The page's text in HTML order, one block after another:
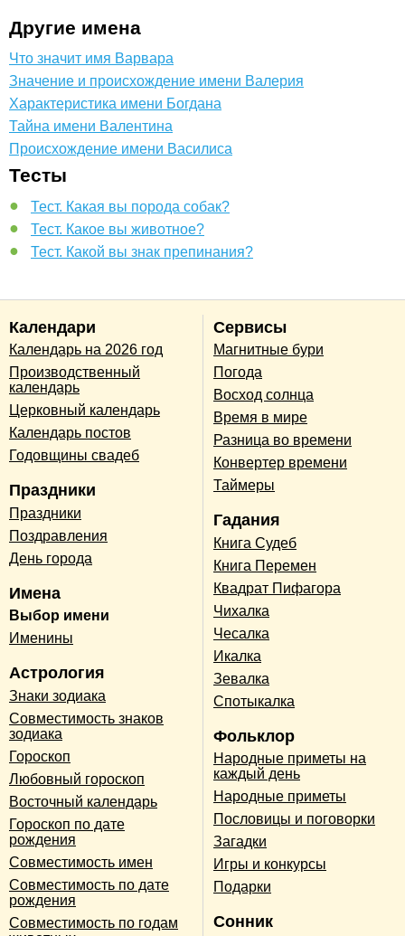
Другие имена
Что значит имя Варвара
Значение и происхождение имени Валерия
Характеристика имени Богдана
Тайна имени Валентина
Происхождение имени Василиса
Тесты
Тест. Какая вы порода собак?
Тест. Какое вы животное?
Тест. Какой вы знак препинания?
Календари
Календарь на 2026 год
Производственный
календарь
Церковный календарь
Календарь постов
Годовщины свадеб
Праздники
Праздники
Поздравления
День города
Имена
Выбор имени
Именины
Астрология
Знаки зодиака
Совместимость знаков
зодиака
Гороскоп
Любовный гороскоп
Восточный календарь
Гороскоп по дате
рождения
Совместимость имен
Совместимость по дате
рождения
Совместимость по годам
Сервисы
Магнитные бури
Погода
Восход солнца
Время в мире
Разница во времени
Конвертер времени
Таймеры
Гадания
Книга Судеб
Книга Перемен
Квадрат Пифагора
Чихалка
Чесалка
Икалка
Зевалка
Спотыкалка
Фольклор
Народные приметы на
каждый день
Народные приметы
Пословицы и поговорки
Загадки
Игры и конкурсы
Подарки
Сонник